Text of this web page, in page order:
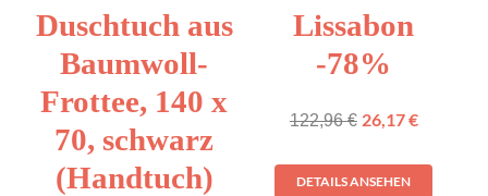
Duschtuch aus
Baumwoll-
Frottee, 140 x
70, schwarz
(Handtuch)
Lissabon
-78%
122,96€ 26,17€
DETAILS ANSEHEN